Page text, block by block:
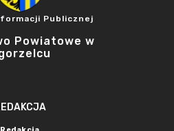
Publicznej
Powiatowe w